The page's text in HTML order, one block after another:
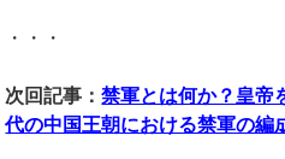
・・・
次回記事：禁軍とは何か？皇帝
代の中国王朝における禁軍の編